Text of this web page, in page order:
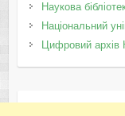
Наукова
Національний
Цифровий архів